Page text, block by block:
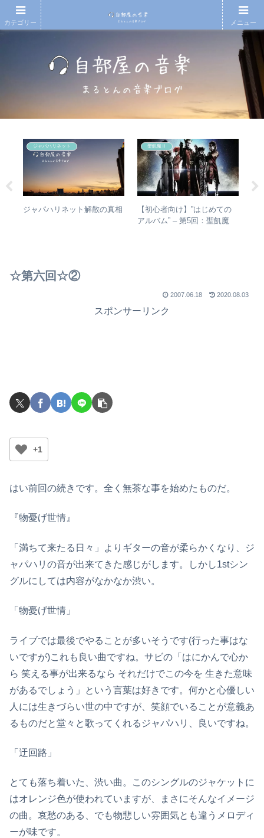
ジャパハリネット
ジャパハリネット解散の真相
聖飢魔Ⅱ
【初心者向け】”はじめての
アルバム” – 第5回：聖飢魔
☆第六回☆②
2007.06.18 2020.08.03
スポンサーリンク
+1
はい前回の続きです。全く無茶な事を始めたものだ。
『物憂げ世情』
「満ちて来たる日々」よりギターの音が柔らかくなり、ジ
ャパハリの音が出来てきた感じがします。しかし1stシン
グルにしては内容がなかなか渋い。
「物憂げ世情」
ライブでは最後でやることが多いそうです(行った事はな
いですが)これも良い曲ですね。サビの「はにかんで心か
ら 笑える事が出来るなら それだけでこの今を 生きた意味
があるでしょう」という言葉は好きです。何かと心優しい
人には生きづらい世の中ですが、笑顔でいることが意義あ
るものだと堂々と歌ってくれるジャパハリ、良いですね。
「迂回路」
とても落ち着いた、渋い曲。このシングルのジャケットに
はオレンジ色が使われていますが、まさにそんなイメージ
の曲。哀愁のある、でも物悲しい雰囲気とも違うメロディ
ーが味です。
カテゴリー メニュー